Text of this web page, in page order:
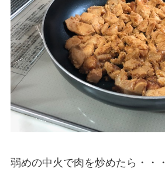
弱めの中火で肉を炒めたら・・・